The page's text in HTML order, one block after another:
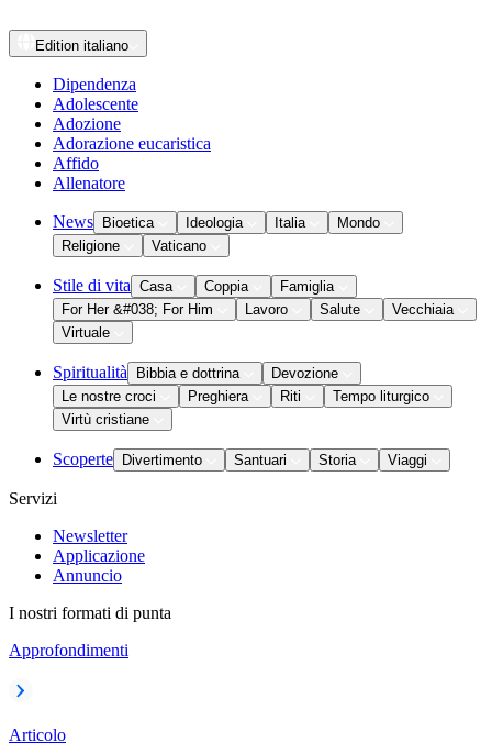
Edition italiano
Dipendenza
Adolescente
Adozione
Adorazione eucaristica
Affido
Allenatore
News Bioetica Ideologia Italia
Mondo
Religione
Vaticano
Stile di vita Casa Coppia
Famiglia
For Her &#038; For Him
Lavoro Salute
Vecchiaia
Virtuale
Spiritualità Bibbia e dottrina
Devozione
Le nostre croci
Preghiera Riti
Tempo liturgico
Virtù cristiane
Scoperte Divertimento Santuari Storia Viaggi
Servizi
Newsletter
Applicazione
Annuncio
I nostri formati di punta
Approfondimenti
Articolo